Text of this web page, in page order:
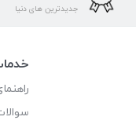
جدیدترین های دنیا